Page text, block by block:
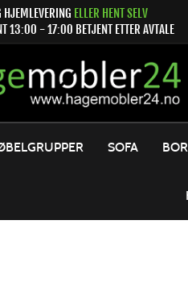
HJEMLEVERING ELLER HENT SELV
13:00 - 17:00 BETJENT ETTER AVTALE
SOFA